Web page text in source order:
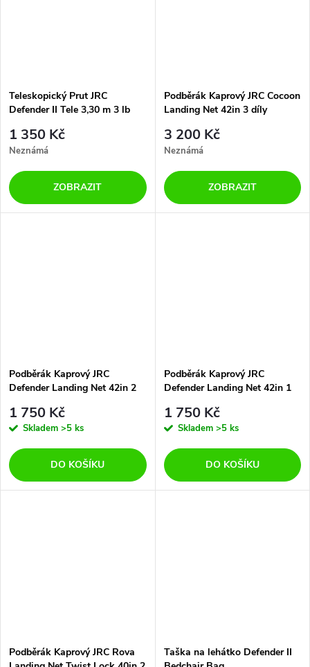
Teleskopický Prut JRC
Defender II Tele 3,30 m 3 lb
1 350 Kč
Neznámá
ZOBRAZIT
Podběrák Kaprový JRC Cocoon
Landing Net 42in 3 díly
3 200 Kč
Neznámá
ZOBRAZIT
Podběrák Kaprový JRC
Defender Landing Net 42in 2
1 750 Kč
Skladem >5 ks
DO KOŠÍKU
Podběrák Kaprový JRC
Defender Landing Net 42in 1
1 750 Kč
Skladem >5 ks
DO KOŠÍKU
Podběrák Kaprový JRC Rova
Taška na lehátko Defender II